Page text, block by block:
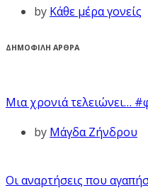
by Κάθε μέρα γονείς
ΔΗΜΟΦΙΛΗ ΑΡΘΡΑ
Μια χρονιά τελειώνει…
by Μάγδα Ζήνδρου
Οι αναρτήσεις που